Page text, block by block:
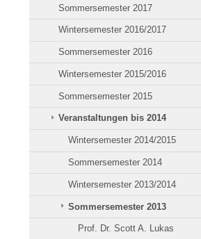
Sommersemester 2017
Wintersemester 2016/2017
Sommersemester 2016
Wintersemester 2015/2016
Sommersemester 2015
Veranstaltungen bis 2014
Wintersemester 2014/2015
Sommersemester 2014
Wintersemester 2013/2014
Sommersemester 2013
Prof. Dr. Scott A. Lukas